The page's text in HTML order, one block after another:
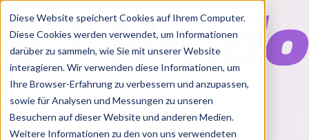
Diese Website speichert Cookies auf Ihrem Computer.
Diese Cookies werden verwendet, um Informationen
darüber zu sammeln, wie Sie mit unserer Website
interagieren. Wir verwenden diese Informationen, um
Ihre Browser-Erfahrung zu verbessern und anzupassen,
sowie für Analysen und Messungen zu unseren
Besuchern auf dieser Website und anderen Medien.
Weitere Informationen zu den von uns verwendeten
Features
Solutions
BlogChartsRabatt CodesPakete